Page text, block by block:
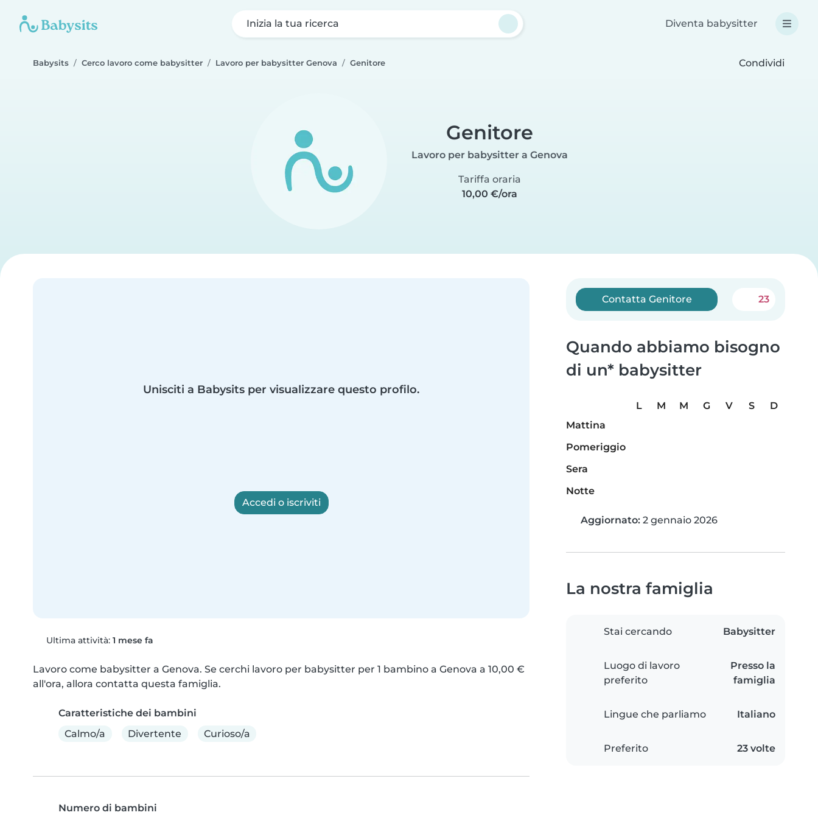
Inizia la tua ricerca Diventa babysitter
Babysits Cerco lavoro come babysitter Lavoro per babysitter Genova Genitore Condividi
Genitore
Lavoro per babysitter a Genova
Tariffa oraria
10,00 €/ora
Unisciti a Babysits per visualizzare questo profilo.
Accedi o iscriviti
Ultima attività: 1 mese fa
Lavoro come babysitter a Genova. Se cerchi lavoro per babysitter per 1 bambino a Genova a 10,00 €
all'ora, allora contatta questa famiglia.
Caratteristiche dei bambini
Calmo/a
Divertente Curioso/a
Numero di bambini
Contatta Genitore 23
Quando abbiamo bisogno
di un* babysitter
L M M G V S
D
Mattina
Pomeriggio
Sera
Notte
Aggiornato: 2 gennaio 2026
La nostra famiglia
Stai cercando Babysitter
Luogo di lavoro
preferito
Presso la
famiglia
Lingue che parliamo Italiano
Preferito 23 volte